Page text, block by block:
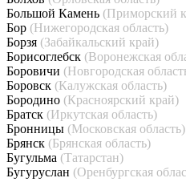
Большой Камень (Приморский
Бор (Нижегородская область)
Борзя (Забайкальский край)
Борисоглебск (Воронежская
Боровичи (Новгородская
Боровск (Калужская область)
Бородино (Красноярский край)
Братск (Иркутская область)
Бронницы (Московская область)
Брянск (Брянская область)
Бугульма (Татарстан)
Бугуруслан (Оренбургская